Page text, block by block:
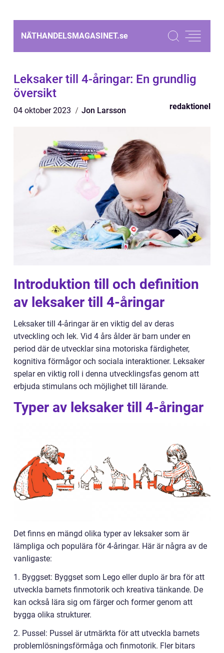
NÄTHANDELSMAGASINET.se
Leksaker till 4-åringar: En grundlig
översikt
04 oktober 2023 Jon Larsson redaktionel
Introduktion till och definition
av leksaker till 4-åringar
Leksaker till 4-åringar är en viktig del av deras
utveckling och lek. Vid 4 års ålder är barn under en
period där de utvecklar sina motoriska färdigheter,
kognitiva förmågor och sociala interaktioner. Leksaker
spelar en viktig roll i denna utvecklingsfas genom att
erbjuda stimulans och möjlighet till lärande.
Typer av leksaker till 4-åringar
Det finns en mängd olika typer av leksaker som är
lämpliga och populära för 4-åringar. Här är några av de
vanligaste:
1. Byggset: Byggset som Lego eller duplo är bra för att
utveckla barnets finmotorik och kreativa tänkande. De
kan också lära sig om färger och former genom att
bygga olika strukturer.
2. Pussel: Pussel är utmärkta för att utveckla barnets
problemlösningsförmåga och finmotorik. Fler bitars